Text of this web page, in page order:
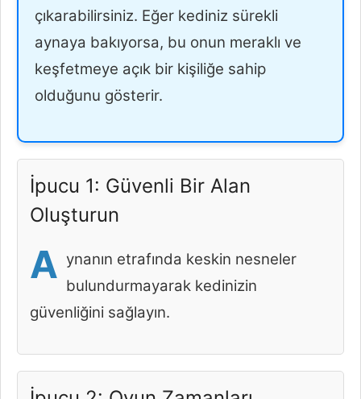
çıkarabilirsiniz. Eğer kediniz sürekli
aynaya bakıyorsa, bu onun meraklı ve
keşfetmeye açık bir kişiliğe sahip
olduğunu gösterir.
İpucu 1: Güvenli Bir Alan
Oluşturun
A ynanın etrafında keskin nesneler
bulundurmayarak kedinizin
güvenliğini sağlayın.